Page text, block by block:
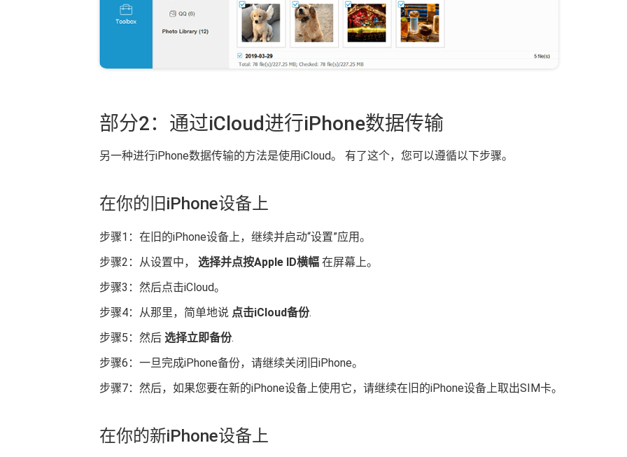
部分2：通过iCloud进行iPhone数据传输
另一种进行iPhone数据传输的方法是使用iCloud。 有了这个，您可以遵循以下步骤。
在你的旧iPhone设备上
步骤1：在旧的iPhone设备上，继续并启动“设置”应用。
步骤2：从设置中， 选择并点按Apple ID横幅 在屏幕上。
步骤3：然后点击iCloud。
步骤4：从那里，简单地说 点击iCloud备份.
步骤5：然后 选择立即备份.
步骤6：一旦完成iPhone备份，请继续关闭旧iPhone。
步骤7：然后，如果您要在新的iPhone设备上使用它，请继续在旧的iPhone设备上取出SIM卡。
在你的新iPhone设备上